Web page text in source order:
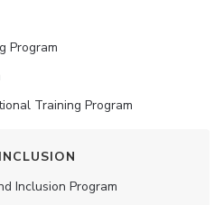
Program
Training Program
Inclusion Program